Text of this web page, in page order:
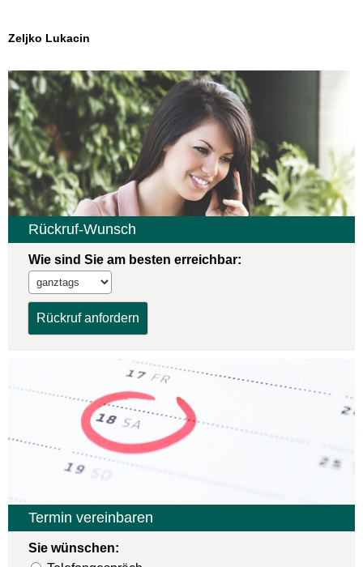
Zeljko Lukacin
Rück­ruf-Wunsch
Wie sind Sie am besten erreichbar:
Termin ver­ein­baren
Sie wün­schen: